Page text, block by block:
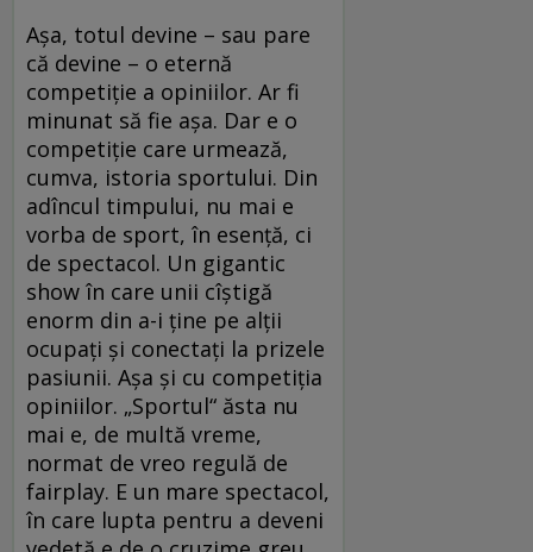
Aşa, totul devine – sau pare
că devine – o eternă
competiţie a opiniilor. Ar fi
minunat să fie aşa. Dar e o
competiţie care urmează,
cumva, istoria sportului. Din
adîncul timpului, nu mai e
vorba de sport, în esenţă, ci
de spectacol. Un gigantic
show în care unii cîştigă
enorm din a-i ţine pe alţii
ocupaţi şi conectaţi la prizele
pasiunii. Aşa şi cu competiţia
opiniilor. „Sportul“ ăsta nu
mai e, de multă vreme,
normat de vreo regulă de
fairplay. E un mare spectacol,
în care lupta pentru a deveni